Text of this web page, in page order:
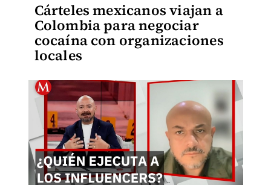
Cárteles mexicanos viajan a
Colombia para negociar
cocaína con organizaciones
locales